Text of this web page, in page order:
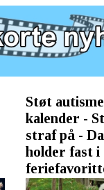
Støt
kalender -
straf på -
holder fast i